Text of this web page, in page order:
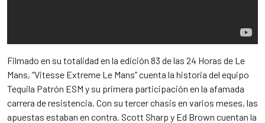
Filmado en su totalidad en la edición 83 de las 24 Horas de Le
Mans, “Vitesse Extreme Le Mans” cuenta la historia del equipo
Tequila Patrón ESM y su primera participación en la afamada
carrera de resistencia. Con su tercer chasis en varios meses, las
apuestas estaban en contra. Scott Sharp y Ed Brown cuentan la